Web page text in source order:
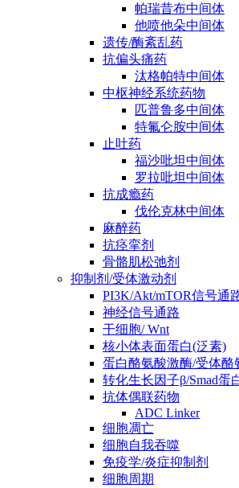
帕瑞昔布中间体
他喷他朵中间体
遗传/酶紊乱药
抗偏头痛药
汰格帕特中间体
中枢神经系统药物
匹普鲁多中间体
特氟仑胺中间体
止吐药
福沙吡坦中间体
罗拉吡坦中间体
抗成瘾药
伐伦克林中间体
麻醉药
抗痉挛剂
骨骼肌松弛剂
抑制剂/受体激动剂
PI3K/Akt/mTOR信号通
神经信号通路
干细胞/ Wnt
核小体表面蛋白(泛素)
蛋白酪氨酸激酶/受体酪
转化生长因子β/Smad蛋
抗体偶联药物
ADC Linker
细胞凋亡
细胞自我吞噬
免疫学/炎症抑制剂
细胞周期